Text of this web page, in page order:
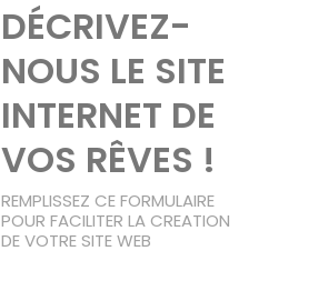
DÉCRIVEZ-
NOUS LE SITE
INTERNET DE
VOS RÊVES !
REMPLISSEZ CE FORMULAIRE
POUR FACILITER LA CREATION
DE VOTRE SITE WEB